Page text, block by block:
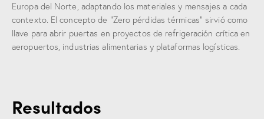
Europa del Norte, adaptando los materiales y mensajes a cada
contexto. El concepto de “Zero pérdidas térmicas” sirvió como
llave para abrir puertas en proyectos de refrigeración crítica en
aeropuertos, industrias alimentarias y plataformas logísticas.
Resultados